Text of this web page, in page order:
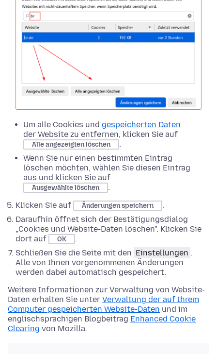
Um alle Cookies und gespeicherten Daten
der Website zu entfernen, klicken Sie auf
Alle angezeigten löschen
.
Wenn Sie nur einen bestimmten Eintrag
löschen möchten, wählen Sie diesen Eintrag
aus und klicken Sie auf
Ausgewählte löschen
.
Klicken Sie auf
Änderungen speichern
.
Daraufhin öffnet sich der Bestätigungsdialog
„Cookies und Website-Daten löschen". Klicken Sie
dort auf
OK
.
Schließen Sie die Seite mit den Einstellungen .
Alle von Ihnen vorgenommenen Änderungen
werden dabei automatisch gespeichert.
Weitere Informationen zur Verwaltung von Website-
Daten erhalten Sie unter Verwaltung der auf Ihrem
Computer gespeicherten Website-Daten und im
englischsprachigen Blogbeitrag Enhanced Cookie
Clearing von Mozilla.